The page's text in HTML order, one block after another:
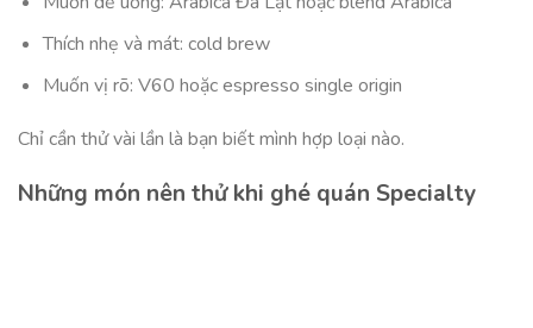
Thích nhẹ và mát: cold brew
Muốn vị rõ: V60 hoặc espresso single origin
Chỉ cần thử vài lần là bạn biết mình hợp loại nào.
Những món nên thử khi ghé quán Specialty